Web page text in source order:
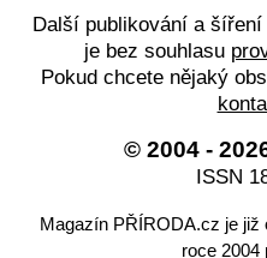
Další publikování a
je bez souhlasu
Pokud chcete nějaký
© 2004 -
ISSN
Magazín PŘÍRODA.cz je již
roce 2004